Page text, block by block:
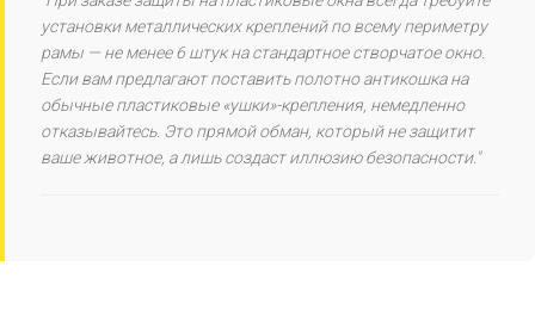
установки металлических креплений по всему периметру
рамы — не менее 6 штук на стандартное створчатое окно.
Если вам предлагают поставить полотно антикошка на
обычные пластиковые «ушки»-крепления, немедленно
отказывайтесь. Это прямой обман, который не защитит
ваше животное, а лишь создаст иллюзию безопасности."